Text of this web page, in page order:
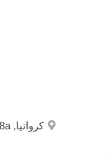
كرواتيا, Sesvete, Zagreb, Ivana Keleka 18a